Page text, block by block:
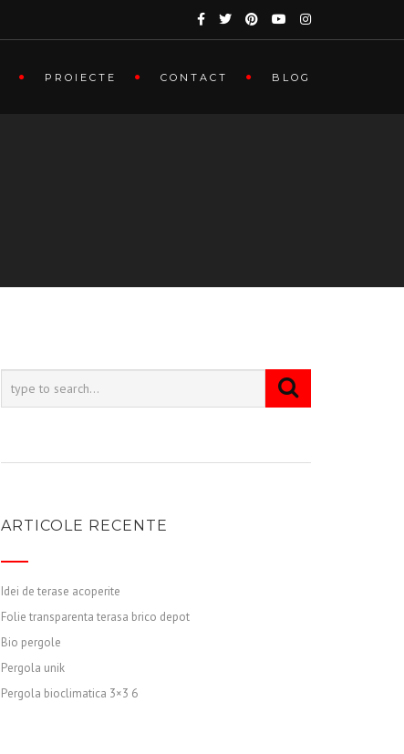
PROIECTE CONTACT BLOG
ARTICOLE RECENTE
Idei de terase acoperite
Folie transparenta terasa brico depot
Bio pergole
Pergola unik
Pergola bioclimatica 3×3 6